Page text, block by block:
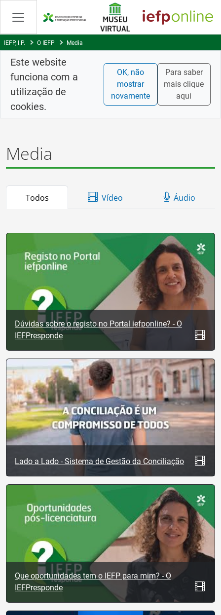
Saltar
para
conteúdo
principal
IEFP, I.P. O IEFP Media
Este website
funciona com a
utilização de
cookies.
OK, não
mostrar
novamente
Para saber
mais clique
aqui
Media
Todos Vídeo Áudio
Dúvidas sobre o registo no Portal iefponline? - O
IEFPresponde
Lado a Lado - Sistema de Gestão da Conciliação
Que oportunidades tem o IEFP para mim? - O
IEFPresponde